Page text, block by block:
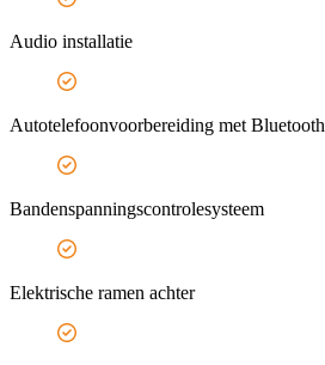
Audio installatie
Autotelefoonvoorbereiding met Bluetooth
Bandenspanningscontrolesysteem
Elektrische ramen achter